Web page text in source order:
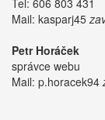
Tel: 606 803 431
Mail: kasparj45
Petr Horáček
správce webu
Mail: p.horacek94